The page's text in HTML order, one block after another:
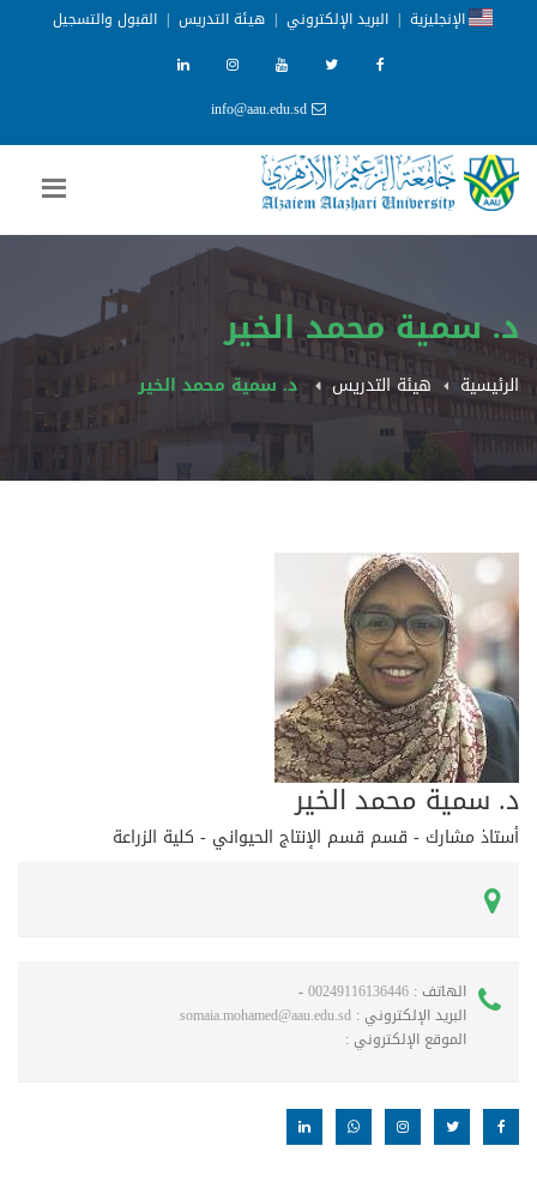
الإنجليزية | البريد الإلكتروني | هيئة التدريس | القبول والتسجيل
د. سمية محمد الخير
الرئيسية هيئة التدريس د. سمية محمد الخير
د. سمية محمد الخير
أستاذ مشارك - قسم قسم الإنتاج الحيواني - كلية الزراعة
الهاتف : 00249116136446
-
البريد الإلكتروني : somaia.mohamed@aau.edu.sd
الموقع الإلكتروني :